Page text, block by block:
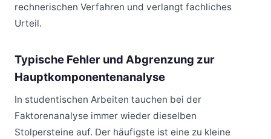
rechnerischen Verfahren und verlangt fachliches
Urteil.
Typische Fehler und Abgrenzung zur
Hauptkomponentenanalyse
In studentischen Arbeiten tauchen bei der
Faktorenanalyse immer wieder dieselben
Stolpersteine auf. Der häufigste ist eine zu kleine